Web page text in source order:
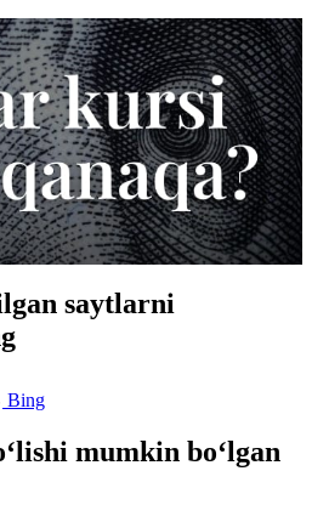
saytlarni
Bing
mumkin bo‘lgan